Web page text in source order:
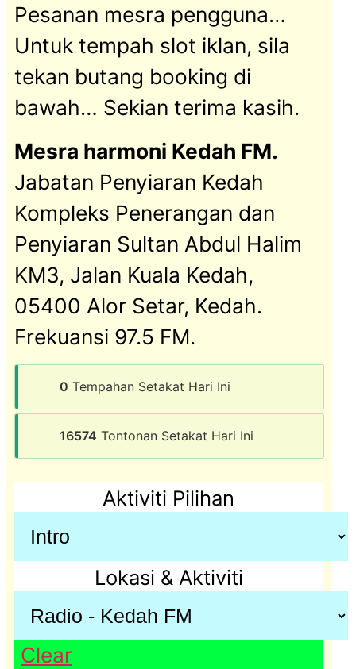
Pesanan mesra pengguna…
Untuk tempah slot iklan, sila
tekan butang booking di
bawah… Sekian terima kasih.
Mesra harmoni Kedah FM.
Jabatan Penyiaran Kedah
Kompleks Penerangan dan
Penyiaran Sultan Abdul Halim
KM3, Jalan Kuala Kedah,
05400 Alor Setar, Kedah.
Frekuansi 97.5 FM.
0 Tempahan Setakat Hari Ini
16574 Tontonan Setakat Hari Ini
Aktiviti Pilihan
Lokasi & Aktiviti
Clear